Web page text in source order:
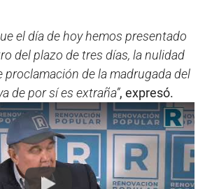
el día de hoy hemos presentado
del plazo de tres días, la nulidad
proclamación de la madrugada del
de por sí es extraña”, expresó.